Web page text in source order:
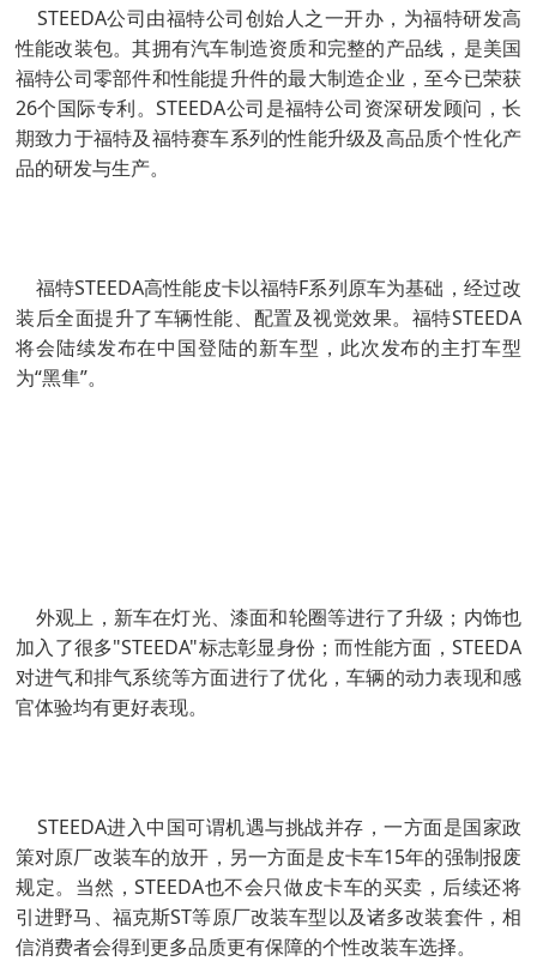
STEEDA公司由福特公司创始人之一开办，为福特研发高
性能改装包。其拥有汽车制造资质和完整的产品线，是美国
福特公司零部件和性能提升件的最大制造企业，至今已荣获
26个国际专利。STEEDA公司是福特公司资深研发顾问，长
期致力于福特及福特赛车系列的性能升级及高品质个性化产
品的研发与生产。
福特STEEDA高性能皮卡以福特F系列原车为基础，经过改
装后全面提升了车辆性能、配置及视觉效果。福特STEEDA
将会陆续发布在中国登陆的新车型，此次发布的主打车型
为“黑隼”。
外观上，新车在灯光、漆面和轮圈等进行了升级；内饰也
加入了很多"STEEDA"标志彰显身份；而性能方面，STEEDA
对进气和排气系统等方面进行了优化，车辆的动力表现和感
官体验均有更好表现。
STEEDA进入中国可谓机遇与挑战并存，一方面是国家政
策对原厂改装车的放开，另一方面是皮卡车15年的强制报废
规定。当然，STEEDA也不会只做皮卡车的买卖，后续还将
引进野马、福克斯ST等原厂改装车型以及诸多改装套件，相
信消费者会得到更多品质更有保障的个性改装车选择。